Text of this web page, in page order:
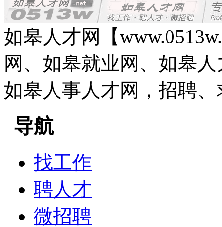
如皋人才网【
网、如皋就业网、如皋
如皋人事人才网，招聘
导航
找工作
聘人才
微招聘